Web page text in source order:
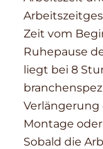
Zeit vom
Ruhepause
liegt bei 8
Verlängerung
Montage
Sobald die